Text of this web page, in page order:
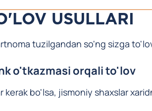
USULLARI
tuzilgandan so'ng sizga
o'tkazmasi orqali to'lov
kerak bo'lsa, jismoniy shaxslar